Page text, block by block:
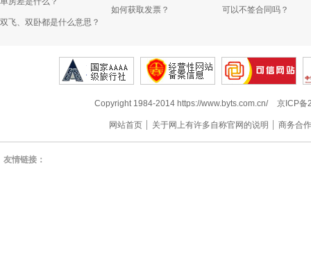
双飞、双卧都是什么意思？
如何获取发票？ 可以不签合同吗？
Copyright 1984-2014 https://www.byts.com.cn/ 京ICP备
网站首页 关于网上有许多自称官网的说明 商务合
友情链接：